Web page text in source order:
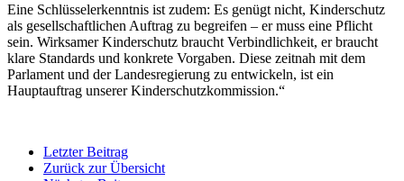
Eine Schlüsselerkenntnis ist zudem: Es genügt nicht, Kinderschutz
als gesellschaftlichen Auftrag zu begreifen – er muss eine Pflicht
sein. Wirksamer Kinderschutz braucht Verbindlichkeit, er braucht
klare Standards und konkrete Vorgaben. Diese zeitnah mit dem
Parlament und der Landesregierung zu entwickeln, ist ein
Hauptauftrag unserer Kinderschutzkommission.“
Letzter Beitrag
Zurück zur Übersicht